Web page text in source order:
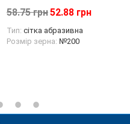
58.75 грн52.88 грн
Тип: сітка абразивна
Розмір зерна: №200